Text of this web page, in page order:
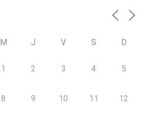
M J V S D
1 2 3 4 5
8 9 10 11 12